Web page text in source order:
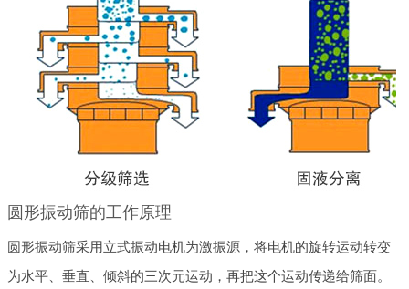
圆形振动筛的工作原理
圆形振动筛采用立式振动电机为激振源，将电机的旋转运动转变
为水平、垂直、倾斜的三次元运动，再把这个运动传递给筛面。